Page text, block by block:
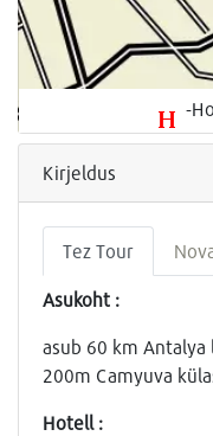
-
Kirjeldus
Tez Tour
Asukoht :
asub 60 km
200m Camyuva
Hotell :